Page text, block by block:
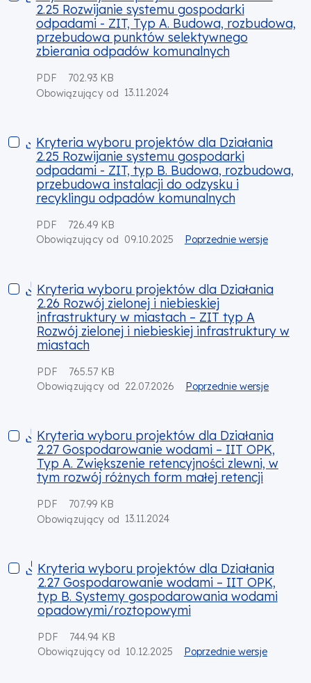
2.25 Rozwijanie systemu gospodarki
odpadami - ZIT, Typ A. Budowa, rozbudowa,
przebudowa punktów selektywnego
zbierania odpadów komunalnych
PDF
702.93 KB
Obowiązujący od 13.11.2024
Kryteria wyboru projektów dla Działania 2.25 Rozwijanie
Kryteria wyboru projektów dla Działania
2.25 Rozwijanie systemu gospodarki
odpadami - ZIT, typ B. Budowa, rozbudowa,
przebudowa instalacji do odzysku i
recyklingu odpadów komunalnych
PDF
726.49 KB
Obowiązujący od
09.10.2025 Poprzednie wersje
Kryteria wyboru projektów dla Działania 2.26 Rozwój
Kryteria wyboru projektów dla Działania
2.26 Rozwój zielonej i niebieskiej
infrastruktury w miastach – ZIT typ A
Rozwój zielonej i niebieskiej infrastruktury w
miastach
PDF
765.57 KB
Obowiązujący od 22.07.2026 Poprzednie wersje
Kryteria wyboru projektów dla Działania 2.27
Kryteria wyboru projektów dla Działania
2.27 Gospodarowanie wodami – IIT OPK,
Typ A. Zwiększenie retencyjności zlewni, w
tym rozwój różnych form małej retencji
PDF
707.99 KB
Obowiązujący od 13.11.2024
Kryteria wyboru projektów dla Działania 2.27
Kryteria wyboru projektów dla Działania
2.27 Gospodarowanie wodami – IIT OPK,
typ B. Systemy gospodarowania wodami
opadowymi/roztopowymi
PDF
744.94 KB
Obowiązujący od 10.12.2025 Poprzednie wersje